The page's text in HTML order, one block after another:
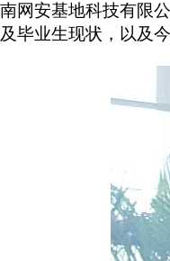
南网安基地科技有限
及毕业生现状，以及